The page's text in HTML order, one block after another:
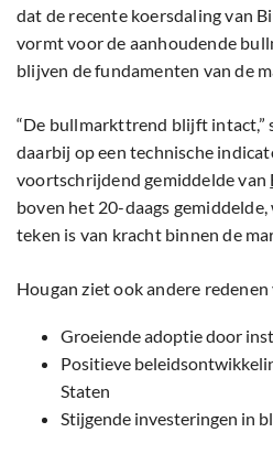
dat de recente koersdaling van
vormt voor de aanhoudende
blijven de fundamenten van de
“De bullmarkttrend blijft intact,”
daarbij op een technische
voortschrijdend gemiddelde van
boven het 20-daags
teken is van kracht binnen de
Hougan ziet ook andere
Groeiende adoptie door
Positieve
Staten
Stijgende investeringen in